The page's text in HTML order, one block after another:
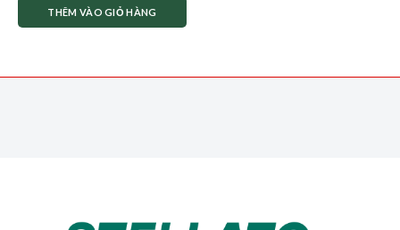
THÊM VÀO GIỎ HÀNG